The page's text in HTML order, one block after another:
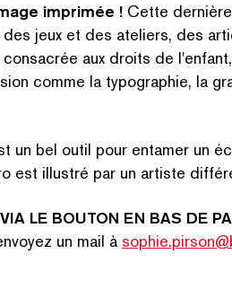
imprimée ! Cette
jeux et des ateliers, des
aux droits de
comme la typographie, la
un bel outil pour entamer un
est illustré par un artiste
LE BOUTON EN BAS DE
un mail à